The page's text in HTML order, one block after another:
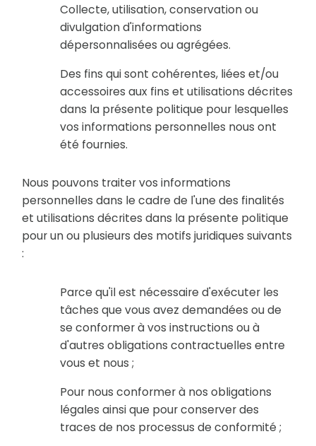
Collecte, utilisation, conservation ou
divulgation d'informations
dépersonnalisées ou agrégées.
Des fins qui sont cohérentes, liées et/ou
accessoires aux fins et utilisations décrites
dans la présente politique pour lesquelles
vos informations personnelles nous ont
été fournies.
Nous pouvons traiter vos informations
personnelles dans le cadre de l'une des finalités
et utilisations décrites dans la présente politique
pour un ou plusieurs des motifs juridiques suivants
:
Parce qu'il est nécessaire d'exécuter les
tâches que vous avez demandées ou de
se conformer à vos instructions ou à
d'autres obligations contractuelles entre
vous et nous ;
Pour nous conformer à nos obligations
légales ainsi que pour conserver des
traces de nos processus de conformité ;